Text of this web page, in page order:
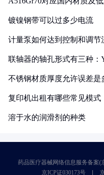
镀镍钢带可以过多少电流
计量泵如何达到控制和调节
联轴器的轴孔形式有三种：
不锈钢材质厚度允许误差是
复印机出租有哪些常见模式
溶于水的润滑剂的种类
药品医疗器械网络信息服务备案(
京ICP证030173号